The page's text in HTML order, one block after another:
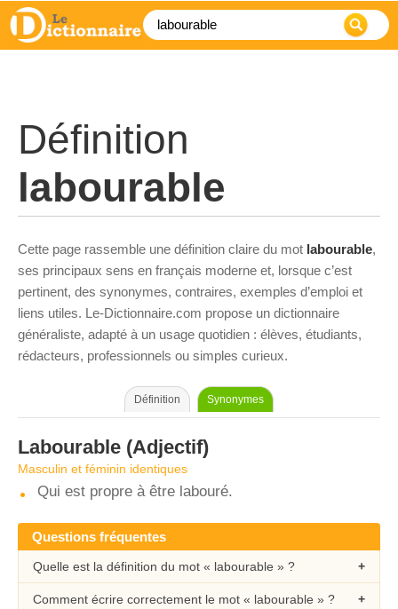
Définition
labourable
Cette page rassemble une définition claire du mot labourable,
ses principaux sens en français moderne et, lorsque c’est
pertinent, des synonymes, contraires, exemples d’emploi et
liens utiles. Le-Dictionnaire.com propose un dictionnaire
généraliste, adapté à un usage quotidien : élèves, étudiants,
rédacteurs, professionnels ou simples curieux.
Définition Synonymes
Labourable (Adjectif)
Masculin et féminin identiques
Qui est propre à être labouré.
Questions fréquentes
Quelle est la définition du mot « labourable » ?
Comment écrire correctement le mot « labourable » ?